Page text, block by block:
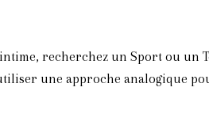
recherchez un Sport ou un
une approche analogique